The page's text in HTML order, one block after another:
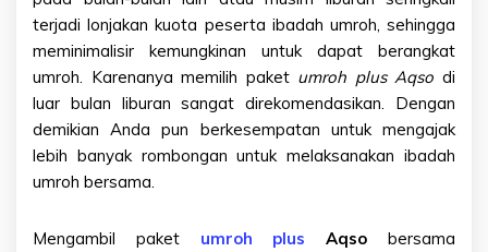
terjadi lonjakan kuota peserta ibadah umroh, sehingga
meminimalisir kemungkinan untuk dapat berangkat
umroh. Karenanya memilih paket umroh plus Aqso di
luar bulan liburan sangat direkomendasikan. Dengan
demikian Anda pun berkesempatan untuk mengajak
lebih banyak rombongan untuk melaksanakan ibadah
umroh bersama.
Mengambil paket umroh plus Aqso bersama